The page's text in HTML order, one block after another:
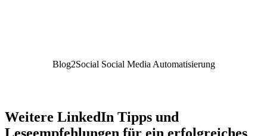
Blog2Social Social Media Automatisierung
Weitere LinkedIn Tipps und